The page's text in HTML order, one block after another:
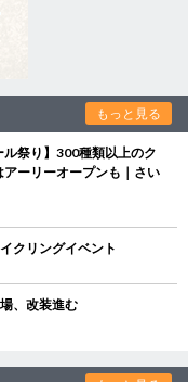
もっと見る
ル祭り】300種類以上のク
ーリーオープンも｜さい
クリングイベント
、改装進む